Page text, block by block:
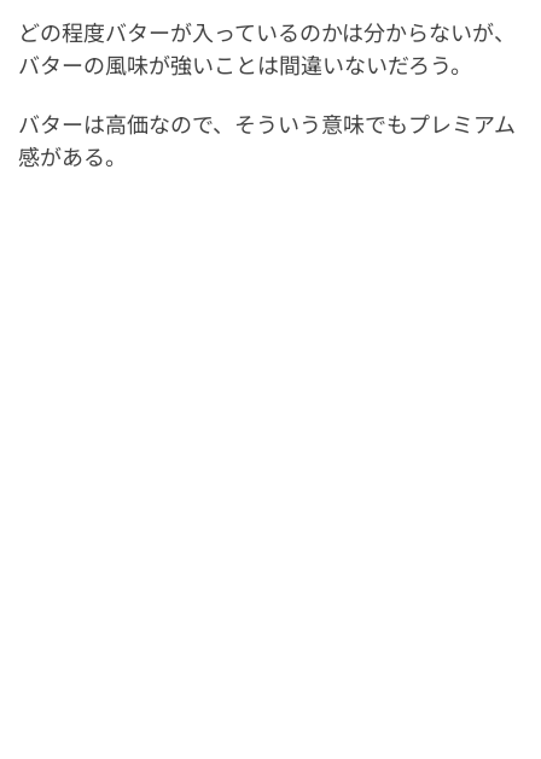
どの程度バターが入っているのかは分からないが、
バターの風味が強いことは間違いないだろう。
バターは高価なので、そういう意味でもプレミアム
感がある。